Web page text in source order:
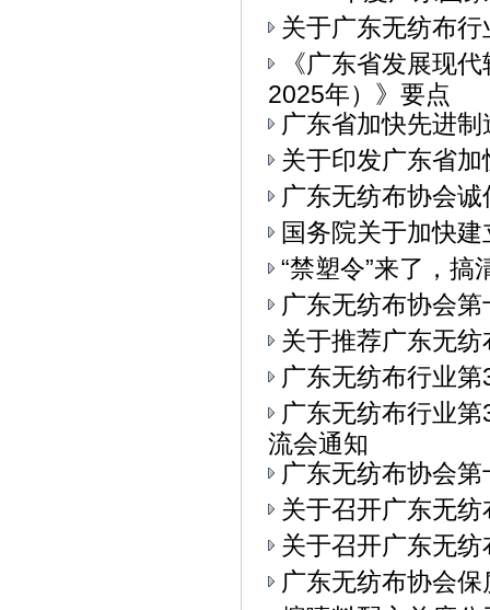
关于广东无纺布
《广东省发展现
2025年）》要点
广东省加快先进
关于印发广东省
广东无纺布协会
国务院关于加快
“禁塑令”来了，
广东无纺布协会
关于推荐广东无
广东无纺布行业
广东无纺布行业
流会通知
广东无纺布协会
关于召开广东无
关于召开广东无
广东无纺布协会